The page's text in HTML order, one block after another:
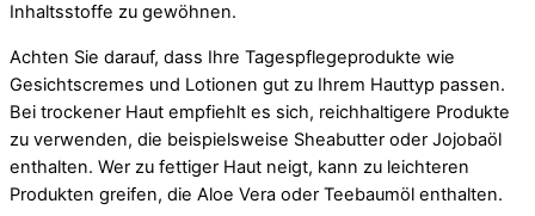
Inhaltsstoffe zu gewöhnen.
Achten Sie darauf, dass Ihre Tagespflegeprodukte wie
Gesichtscremes und Lotionen gut zu Ihrem Hauttyp passen.
Bei trockener Haut empfiehlt es sich, reichhaltigere Produkte
zu verwenden, die beispielsweise Sheabutter oder Jojobaöl
enthalten. Wer zu fettiger Haut neigt, kann zu leichteren
Produkten greifen, die Aloe Vera oder Teebaumöl enthalten.